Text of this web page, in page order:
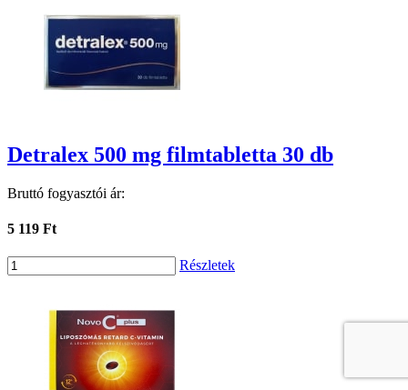
Detralex 500 mg filmtabletta 30 db
Bruttó fogyasztói ár:
5 119 Ft
Részletek